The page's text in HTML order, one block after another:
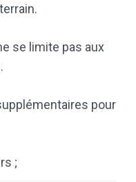
se limite pas aux
pour
;